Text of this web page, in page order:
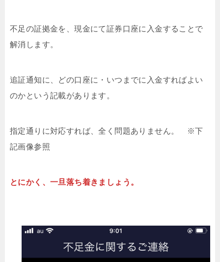
不足の証拠金を、現金にて証券口座に入金することで
解消します。
追証通知に、どの口座に・いつまでに入金すればよい
のかという記載があります。
指定通りに対応すれば、全く問題ありません。 ※下
記画像参照
とにかく、一旦落ち着きましょう。